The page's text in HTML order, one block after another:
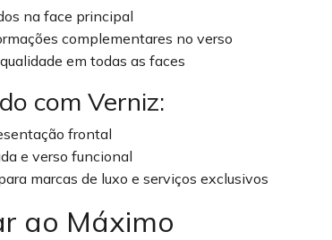
na face principal
complementares no verso
em todas as faces
com Verniz:
frontal
e verso funcional
marcas de luxo e serviços exclusivos
ao Máximo